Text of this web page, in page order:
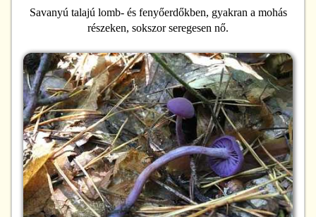
Savanyú talajú lomb- és fenyőerdőkben, gyakran a mohás
részeken, sokszor seregesen nő.